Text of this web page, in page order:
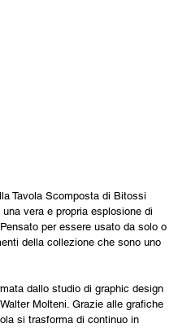
Tavola Scomposta di Bitossi
vera e propria esplosione di
per essere usato da solo o
della collezione che sono uno
dallo studio di graphic design
Molteni. Grazie alle grafiche
si trasforma di continuo in